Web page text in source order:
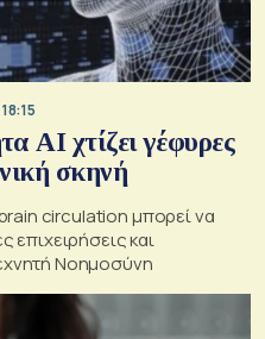
AI χτίζει γέφυρες
σκηνή
circulation μπορεί να
επιχειρήσεις και
Νοημοσύνη